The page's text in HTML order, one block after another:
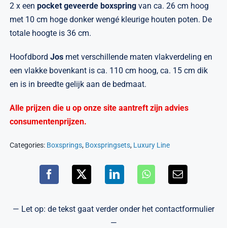
2 x een pocket geveerde boxspring van ca. 26 cm hoog
met 10 cm hoge donker wengé kleurige houten poten. De
totale hoogte is 36 cm.
HoofdbordJos met verschillende maten vlakverdeling en
een vlakke bovenkant is ca. 110 cm hoog, ca. 15 cm dik
en is in breedte gelijk aan de bedmaat.
Alle prijzen die u op onze site aantreft zijn advies
consumentenprijzen.
Categories: Boxsprings, Boxspringsets, Luxury Line
— Let op: de tekst gaat verder onder het contactformulier
—